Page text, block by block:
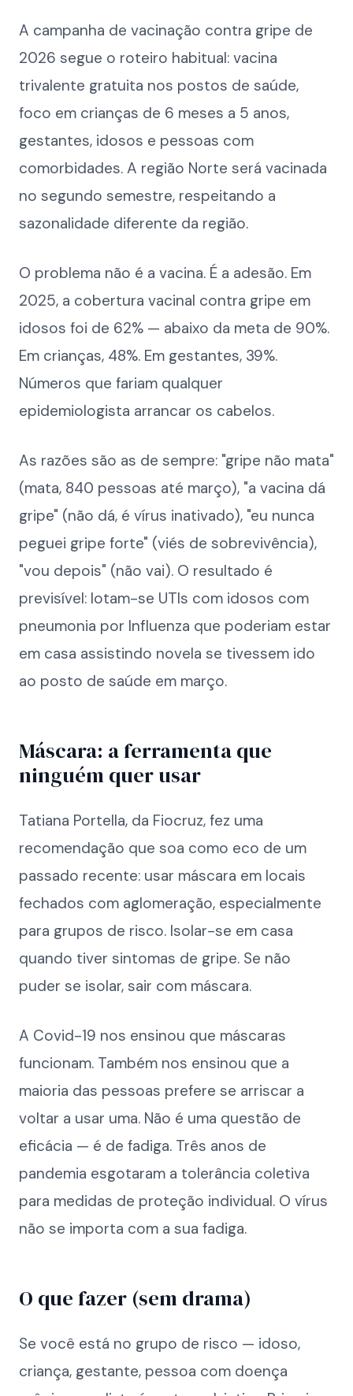
A campanha de vacinação contra gripe de
2026 segue o roteiro habitual: vacina
trivalente gratuita nos postos de saúde,
foco em crianças de 6 meses a 5 anos,
gestantes, idosos e pessoas com
comorbidades. A região Norte será vacinada
no segundo semestre, respeitando a
sazonalidade diferente da região.
O problema não é a vacina. É a adesão. Em
2025, a cobertura vacinal contra gripe em
idosos foi de 62% — abaixo da meta de 90%.
Em crianças, 48%. Em gestantes, 39%.
Números que fariam qualquer
epidemiologista arrancar os cabelos.
As razões são as de sempre: "gripe não mata"
(mata, 840 pessoas até março), "a vacina dá
gripe" (não dá, é vírus inativado), "eu nunca
peguei gripe forte" (viés de sobrevivência),
"vou depois" (não vai). O resultado é
previsível: lotam-se UTIs com idosos com
pneumonia por Influenza que poderiam estar
em casa assistindo novela se tivessem ido
ao posto de saúde em março.
Máscara: a ferramenta que
ninguém quer usar
Tatiana Portella, da Fiocruz, fez uma
recomendação que soa como eco de um
passado recente: usar máscara em locais
fechados com aglomeração, especialmente
para grupos de risco. Isolar-se em casa
quando tiver sintomas de gripe. Se não
puder se isolar, sair com máscara.
A Covid-19 nos ensinou que máscaras
funcionam. Também nos ensinou que a
maioria das pessoas prefere se arriscar a
voltar a usar uma. Não é uma questão de
eficácia — é de fadiga. Três anos de
pandemia esgotaram a tolerância coletiva
para medidas de proteção individual. O vírus
não se importa com a sua fadiga.
O que fazer (sem drama)
Se você está no grupo de risco — idoso,
criança, gestante, pessoa com doença